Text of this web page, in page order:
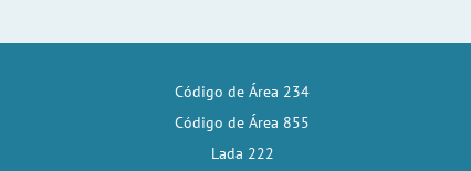
Código de Área 234
Código de Área 855
Lada 222